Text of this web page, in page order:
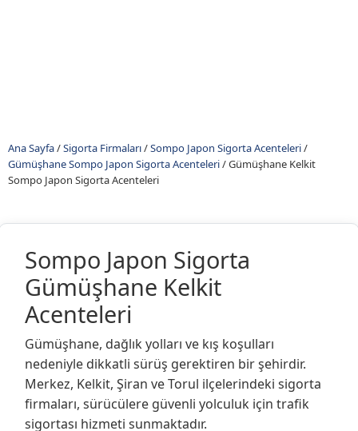
Ana Sayfa/Sigorta Firmaları/Sompo Japon Sigorta Acenteleri/
Gümüşhane Sompo Japon Sigorta Acenteleri/Gümüşhane Kelkit
Sompo Japon Sigorta Acenteleri
Sompo Japon Sigorta
Gümüşhane Kelkit
Acenteleri
Gümüşhane, dağlık yolları ve kış koşulları
nedeniyle dikkatli sürüş gerektiren bir şehirdir.
Merkez, Kelkit, Şiran ve Torul ilçelerindeki sigorta
firmaları, sürücülere güvenli yolculuk için trafik
sigortası hizmeti sunmaktadır.